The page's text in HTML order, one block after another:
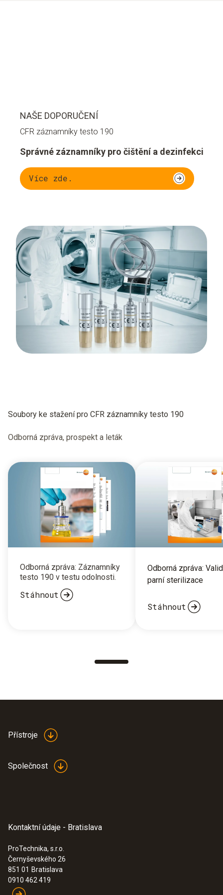
NAŠE DOPORUČENÍ
CFR záznamníky testo 190
Správné záznamníky pro čištění a dezinfekci
Více zde.
Soubory ke stažení pro CFR záznamníky testo 190
Odborná zpráva, prospekt a leták
Odborná zpráva: Záznamníky
testo 190 v testu odolnosti.
Stáhnout
Odborná zpráva:
parní sterilizace
Stáhnout
Přístroje
Společnost
Kontaktní údaje - Bratislava
ProTechnika, s.r.o.
Černyševského 26
851 01 Bratislava
0910 462 419